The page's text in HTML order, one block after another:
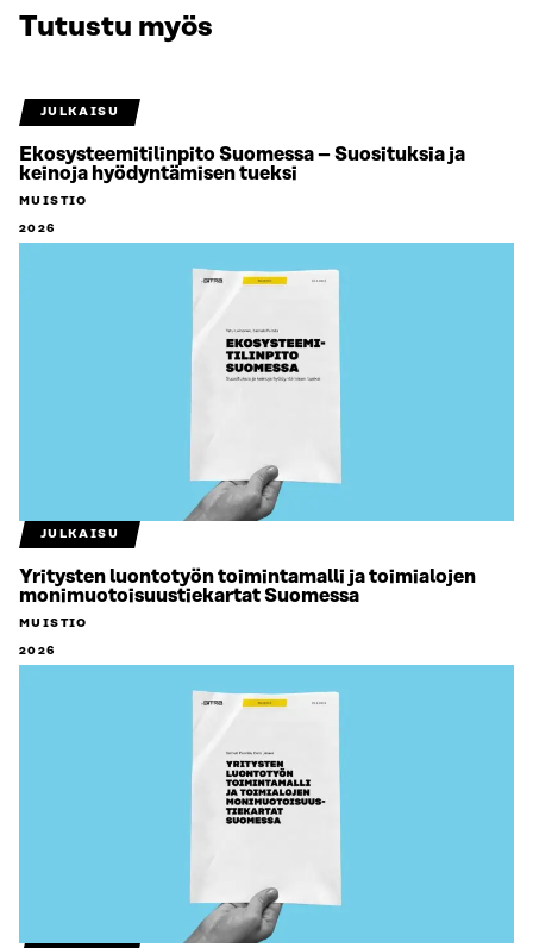
Tutustu myös
JULKAISU
Ekosysteemitilinpito Suomessa – Suosituksia ja
keinoja hyödyntämisen tueksi
MUISTIO
2026
JULKAISU
Yritysten luontotyön toimintamalli ja toimialojen
monimuotoisuustiekartat Suomessa
MUISTIO
2026